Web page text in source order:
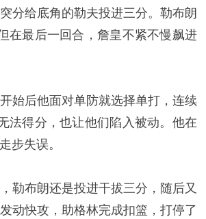
分给底角的勒夫投进三分。勒布朗
在最后一回合，詹皇不紧不慢飙进
始后他面对单防就选择单打，连续
法得分，也让他们陷入被动。他在
步失误。
勒布朗还是投进干拔三分，随后又
动快攻，助格林完成扣篮，打停了